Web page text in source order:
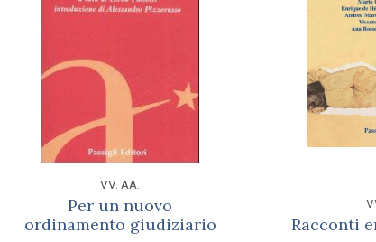
VV. AA.
Per un nuovo
ordinamento giudiziario
Racconti